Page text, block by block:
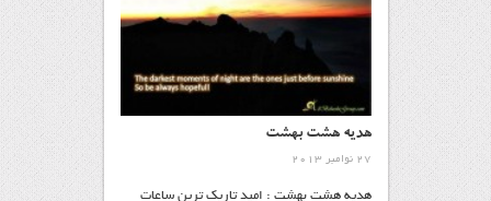
هدیه هشت بهشت
27 نوامبر 2013
هدیه هشت بهشت : امید تاریک ترین ساعات